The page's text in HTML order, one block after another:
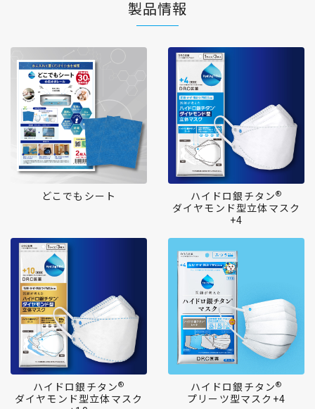
製品情報
どこでもシート ハイドロ銀チタン®
ダイヤモンド型立体マスク
+4
ハイドロ銀チタン®
ダイヤモンド型立体マスク
ハイドロ銀チタン®
プリーツ型マスク+4